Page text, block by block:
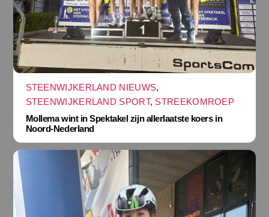
STEENWIJKERLAND NIEUWS,
STEENWIJKERLAND SPORT, STREEKOMROEP
Mollema wint in Spektakel zijn allerlaatste koers in
Noord-Nederland